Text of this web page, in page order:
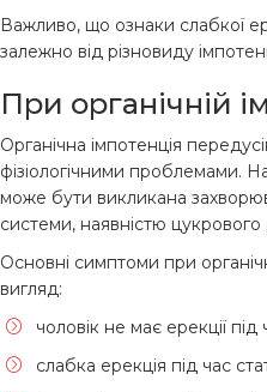
Важливо, що ознаки слабкої
залежно від різновиду
При органічній
Органічна імпотенція
фізіологічними проблемами.
може бути викликана
системи, наявністю цукрового
Основні симптоми при
вигляд:
чоловік не має ерекції під
слабка ерекція під час